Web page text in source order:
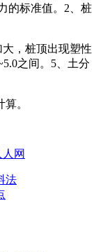
的标准值。2、桩
，桩顶出现塑性
之间。5、土分
。
人网
法